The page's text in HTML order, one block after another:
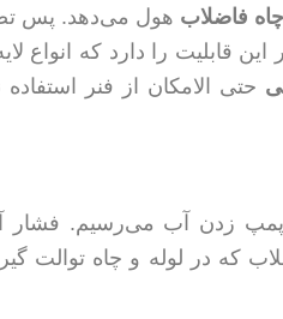
چاه فاضلاب هول می‌دهد. پس
قابلیت را دارد که انواع
حتی الامکان از فنر
زدن آب می‌رسیم. فشار
که در لوله و چاه توالت